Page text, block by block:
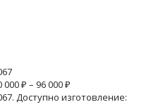
₽ – 96 000 ₽
Доступно изготовление: